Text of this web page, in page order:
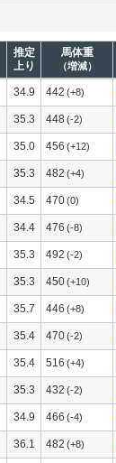
推定
上り
馬体重
（増減）
34.9 442 (+8)
35.3 448 (-2)
35.0 456 (+12)
35.3 482 (+4)
34.5 470(0)
34.4 476 (-8)
35.3 492 (-2)
35.3 450(+10)
35.7 446 (+8)
35.4 470(-2)
35.4 516 (+4)
35.3 432 (-2)
34.9 466 (-4)
36.1 482 (+8)